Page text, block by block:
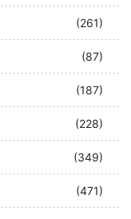
(261)
(87)
(187)
(228)
(349)
(471)